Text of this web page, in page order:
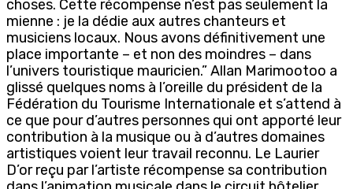
choses. Cette récompense n’est pas seulement la
mienne : je la dédie aux autres chanteurs et
musiciens locaux. Nous avons définitivement une
place importante – et non des moindres – dans
l’univers touristique mauricien.” Allan Marimootoo a
glissé quelques noms à l’oreille du président de la
Fédération du Tourisme Internationale et s’attend à
ce que pour d’autres personnes qui ont apporté leur
contribution à la musique ou à d’autres domaines
artistiques voient leur travail reconnu. Le Laurier
D’or reçu par l’artiste récompense sa contribution